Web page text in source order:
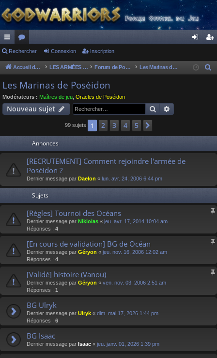
ac
co
ur
ci
or
u
m
s
ne cri
Rechercher Connexion Inscription
Accueil du forum LES ARMÉES DIVINES - FORUMS DE CLAN Forum de Poséidon Les Marinas de Poséidon
e
Les Marinas de Poséidon
Modérateurs : Maîtres de jeu Oracles de Poséidon
Nouveau sujet Rechercher
99 sujets 1 2 3 4 5
Annonces
[RECRUTEMENT] Comment rejoindre l'armée de
Poséidon ?
Dernier message par Daelon « lun. avr. 24, 2006 6:44 pm
Sujets
[Règles] Tournoi des Océans
Dernier message par Nikiolas « jeu. avr. 17, 2014 10:04 am
Réponses : 4
[En cours de validation] BG de Océan
Dernier message par Géryon « jeu. nov. 16, 2006 12:02 am
Réponses : 4
[Validé] histoire (Vanou)
Dernier message par Géryon « ven. nov. 03, 2006 2:51 am
Réponses : 1
BG Ulryk
Dernier message par Ulryk « dim. mai 17, 2026 1:44 pm
Réponses : 6
BG Isaac
Dernier message par Isaac « jeu. janv. 01, 2026 1:39 pm